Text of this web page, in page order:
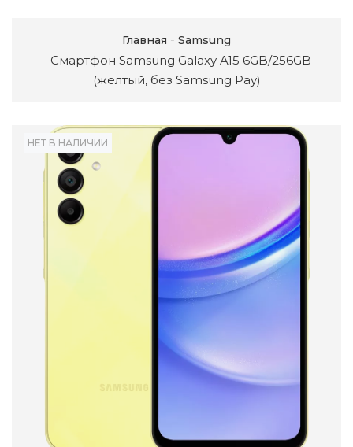
Главная Samsung
Смартфон Samsung Galaxy A15 6GB/256GB
(желтый, без Samsung Pay)
НЕТ В НАЛИЧИИ